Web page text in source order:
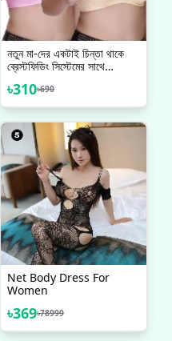
নতুন মা-দের একটাই চিন্তা থাকে
ব্রেস্টফিডিং সিস্টেমের সাথে
পাবে? One PCS
৳310৳690
Net Body Dress For
Women
৳369৳78999